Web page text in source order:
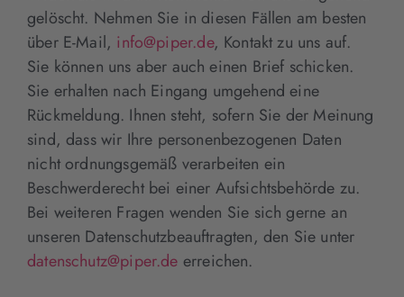
gelöscht. Nehmen Sie in diesen Fällen am besten
über E-Mail, info@piper.de, Kontakt zu uns auf.
Sie können uns aber auch einen Brief schicken.
Sie erhalten nach Eingang umgehend eine
Rückmeldung. Ihnen steht, sofern Sie der Meinung
sind, dass wir Ihre personenbezogenen Daten
nicht ordnungsgemäß verarbeiten ein
Beschwerderecht bei einer Aufsichtsbehörde zu.
Bei weiteren Fragen wenden Sie sich gerne an
unseren Datenschutzbeauftragten, den Sie unter
datenschutz@piper.de erreichen.